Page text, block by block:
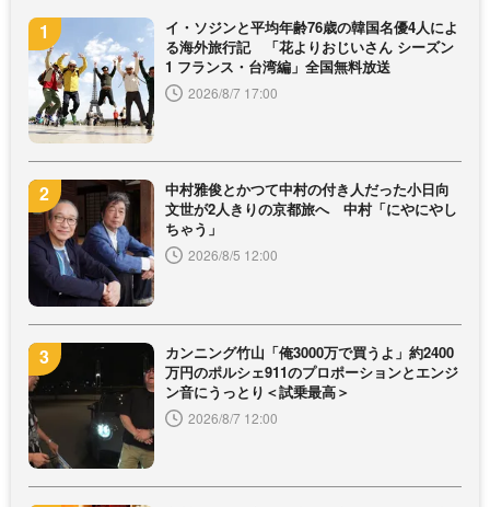
イ・ソジンと平均年齢76歳の韓国名優4人によ
る海外旅行記 「花よりおじいさん シーズン
1 フランス・台湾編」全国無料放送
2026/8/7 17:00
中村雅俊とかつて中村の付き人だった小日向
文世が2人きりの京都旅へ 中村「にやにやし
ちゃう」
2026/8/5 12:00
カンニング竹山「俺3000万で買うよ」約2400
万円のポルシェ911のプロポーションとエンジ
ン音にうっとり＜試乗最高＞
2026/8/7 12:00